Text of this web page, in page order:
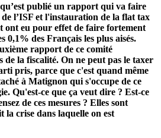
qu’est publié un rapport qui va faire
l’ISF et l'instauration de la flat tax
ont eu pour effet de faire fortement
0,1% des Français les plus aisés.
rapport de ce comité
de la fiscalité. On ne peut pas le taxer
pris, parce que c'est quand même
à Matignon qui s'occupe de ce
Qu'est-ce que ça veut dire ? Est-ce
de ces mesures ? Elles sont
la crise dans laquelle on est